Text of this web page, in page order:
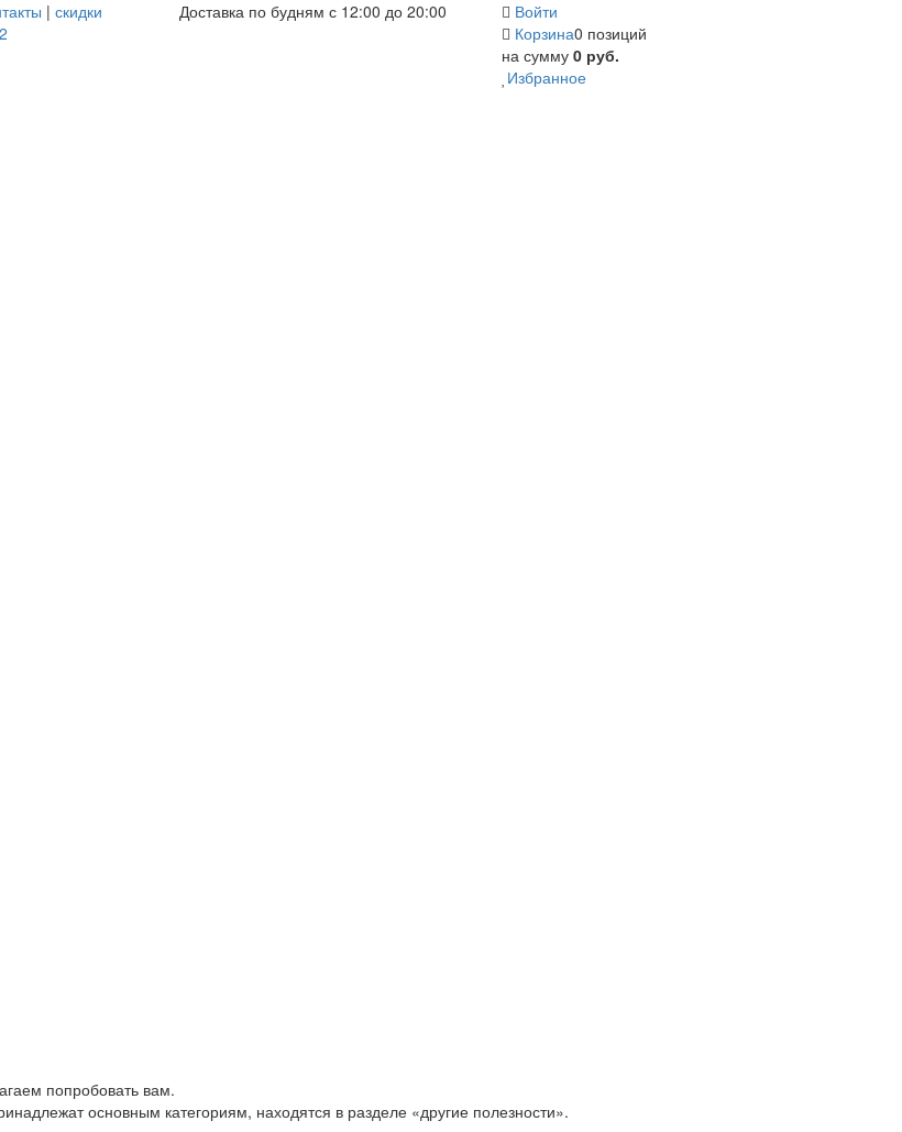
|скидки
Доставка по будням с 12:00 до 20:00
Войти
Корзина0 позиций
на сумму 0 руб.
Избранное
попробовать вам.
основным категориям, находятся в разделе «другие полезности».